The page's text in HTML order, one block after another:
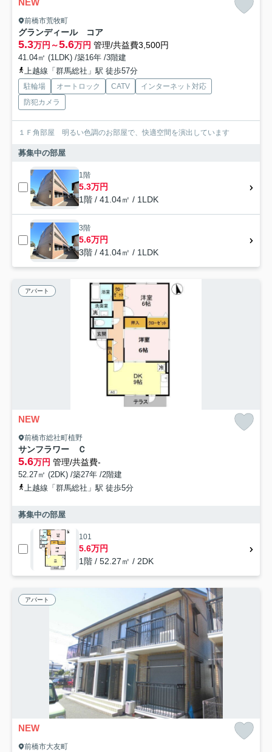
前橋市荒牧町
グランディール コア
5.3万円～5.6万円 管理/共益費3,500円
41.04㎡ (1LDK) /築16年 /3階建
上越線「群馬総社」駅 徒歩57分
駐輪場 オートロック CATV
インターネット対応
防犯カメラ
１Ｆ角部屋 明るい色調のお部屋で、快適空間を演出しています
募集中の部屋
1階
5.3万円
1階 / 41.04㎡ / 1LDK
3階
5.6万円
3階 / 41.04㎡ / 1LDK
アパート
NEW
前橋市総社町植野
サンフラワー Ｃ
5.6万円 管理/共益費-
52.27㎡ (2DK) /築27年 /2階建
上越線「群馬総社」駅 徒歩5分
募集中の部屋
101
5.6万円
1階 / 52.27㎡ / 2DK
アパート
NEW
前橋市大友町